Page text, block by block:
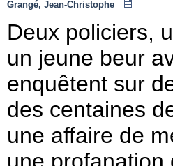
Grangé, Jean-Christophe
Deux policiers,
un jeune beur
enquêtent sur
des centaines
une affaire de